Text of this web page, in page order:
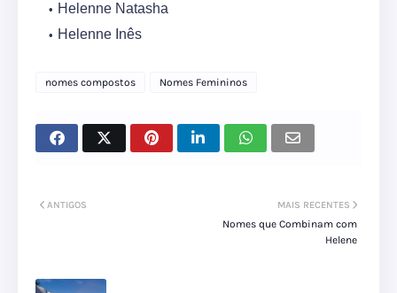
Helenne Natasha
Helenne Inês
nomes compostos Nomes Femininos
MAIS RECENTES
Nomes que Combinam com
Helene
ANTIGOS